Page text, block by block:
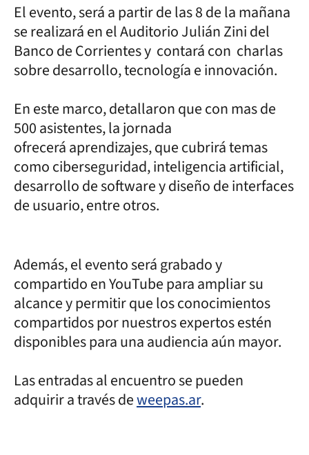
El evento, será a partir de las 8 de la mañana
se realizará en el Auditorio Julián Zini del
Banco de Corrientes y contará con charlas
sobre desarrollo, tecnología e innovación.
En este marco, detallaron que con mas de
500 asistentes, la jornada
ofrecerá aprendizajes, que cubrirá temas
como ciberseguridad, inteligencia artificial,
desarrollo de software y diseño de interfaces
de usuario, entre otros.
Además, el evento será grabado y
compartido en YouTube para ampliar su
alcance y permitir que los conocimientos
compartidos por nuestros expertos estén
disponibles para una audiencia aún mayor.
Las entradas al encuentro se pueden
adquirir a través deweepas.ar.